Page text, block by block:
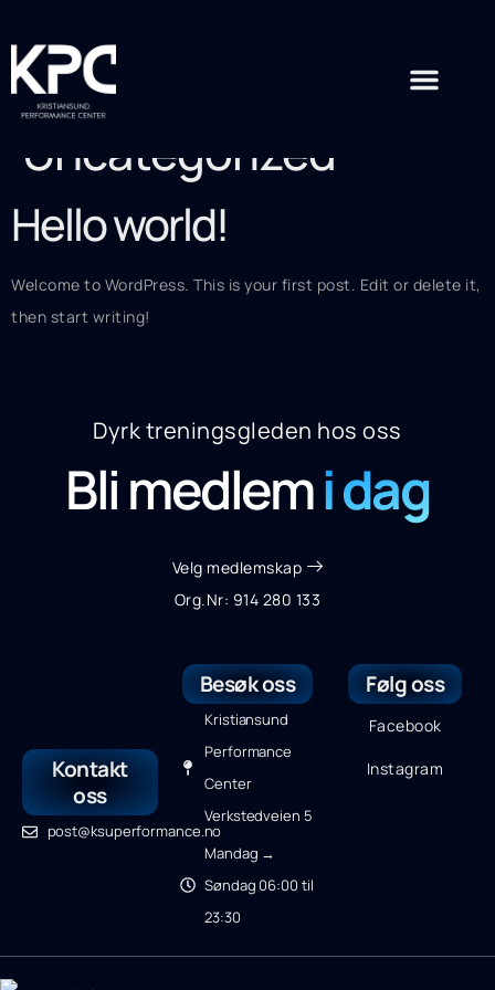
Kategori:
Uncategorized
Hello world!
Welcome to WordPress. This is your first post. Edit or delete it,
then start writing!
Dyrk treningsgleden hos oss
Bli medlemi dag
Velg medlemskap
Org.Nr: 914 280 133
Kontakt
oss
post@ksuperformance.no
Besøk oss
Kristiansund
Performance
Center
Verkstedveien 5
Mandag →
Søndag 06:00 til
23:30
Følg oss
Facebook
Instagram